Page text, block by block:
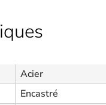
Acier
Encastré